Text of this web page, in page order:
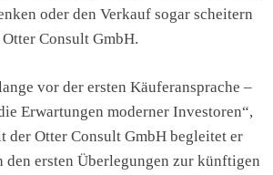
oder den Verkauf sogar scheitern
Consult GmbH.
vor der ersten Käuferansprache –
Erwartungen moderner Investoren“,
der Otter Consult GmbH begleitet er
den ersten Überlegungen zur künftigen